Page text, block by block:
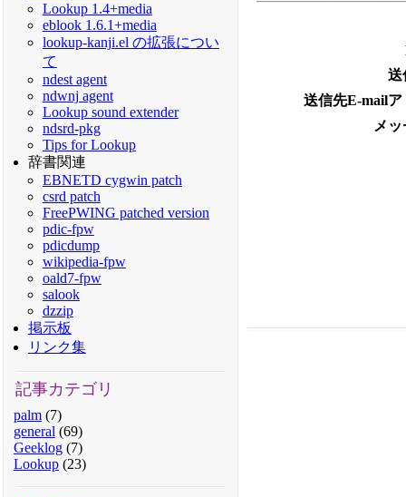
Lookup 1.4+media
eblook 1.6.1+media
lookup-kanji.el の拡張につい
て
ndest agent
ndwnj agent
Lookup sound extender
ndsrd-pkg
Tips for Lookup
辞書関連
EBNETD cygwin patch
csrd patch
FreePWING patched version
pdic-fpw
pdicdump
wikipedia-fpw
oald7-fpw
salook
dzzip
掲示板
リンク集
記事カテゴリ
palm(7)
general (69)
Geeklog(7)
Lookup(23)
送
送信先E-mail
メ